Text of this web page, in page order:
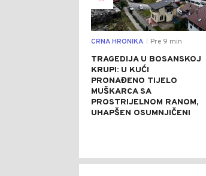
CRNA HRONIKA Pre 9 min
TRAGEDIJA U BOSANSKOJ
KRUPI: U KUĆI
PRONAĐENO TIJELO
MUŠKARCA SA
PROSTRIJELNOM RANOM,
UHAPŠEN OSUMNJIČENI